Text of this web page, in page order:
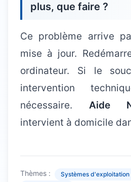
plus, que faire ?
Ce problème arrive
mise à jour.
ordinateur. Si le
intervention
nécessaire. Aide
intervient à domicile
Thèmes : Systèmes d'exploitation